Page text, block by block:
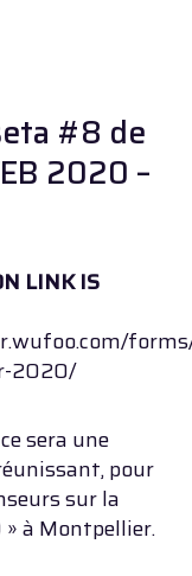
#8 de
2020 –
LINK IS
2020/
sera une
pour
sur la
» à Montpellier.